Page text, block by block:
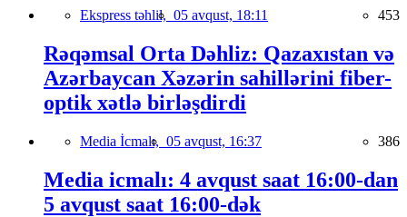
Ekspress təhlil, 05 avqust, 18:11 453
Rəqəmsal Orta Dəhliz: Qazaxıstan və
Azərbaycan Xəzərin sahillərini fiber-
optik xətlə birləşdirdi
Media İcmalı, 05 avqust, 16:37 386
Media icmalı: 4 avqust saat 16:00-dan
5 avqust saat 16:00-dək